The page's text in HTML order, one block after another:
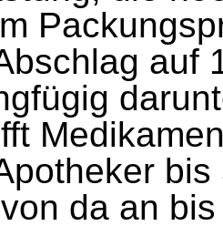
auf
da an